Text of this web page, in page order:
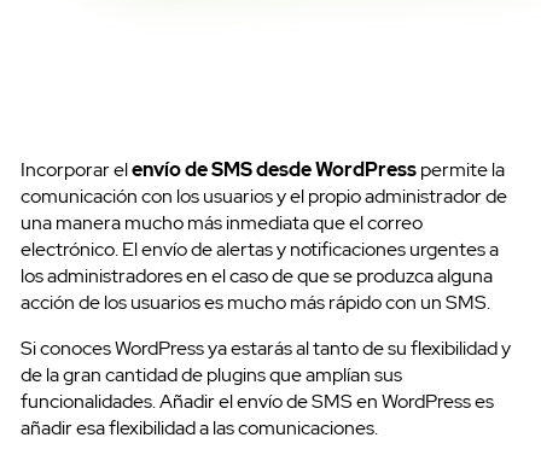
Incorporar elenvío de SMS desde WordPresspermite la
comunicación con los usuarios y el propio administrador de
una manera mucho más inmediata que el correo
electrónico. El envío de alertas y notificaciones urgentes a
los administradores en el caso de que se produzca alguna
acción de los usuarios es mucho más rápido con un SMS.
Si conoces WordPress ya estarás al tanto de su flexibilidad y
de la gran cantidad de plugins que amplían sus
funcionalidades. Añadir el envío de SMS en WordPress es
añadir esa flexibilidad a las comunicaciones.